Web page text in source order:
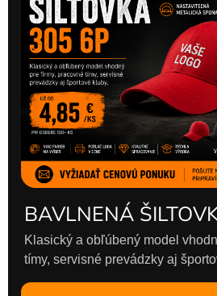
BAVLNENÁ
Klasický a obľúbený model
tímy, servisné prevádzky aj